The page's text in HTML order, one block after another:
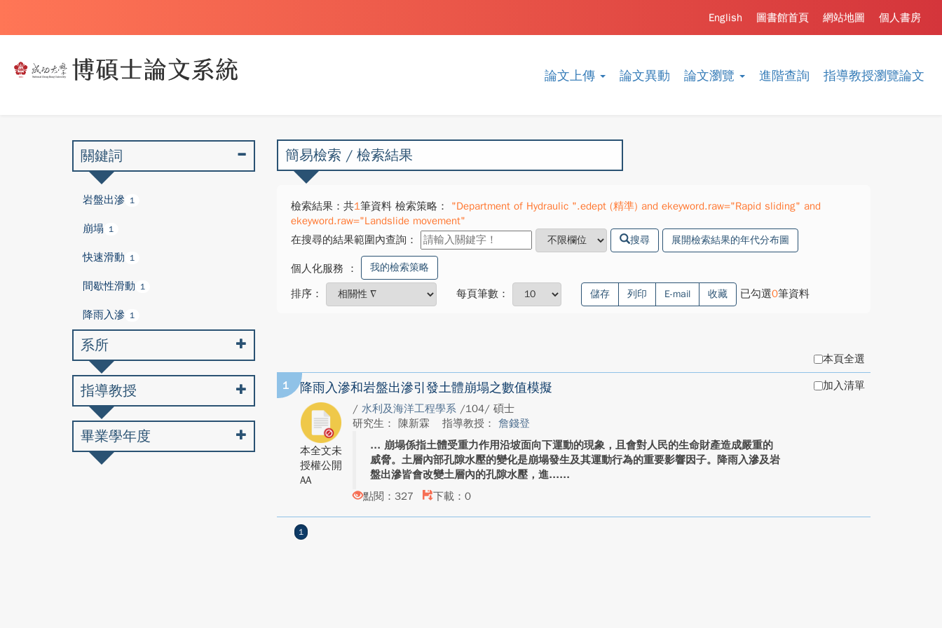
論文上傳 論文異動 論文瀏覽 進階查詢 指導教授瀏覽論文
個人書房
網站地圖
圖書館首頁
English
簡易檢索 / 檢索結果
檢索結果：共1筆資料 檢索策略：
"Department of Hydraulic ".edept (精準) and ekeyword.raw="Rapid sliding" and
ekeyword.raw="Landslide movement"
在搜尋的結果範圍內查詢：
搜尋 展開檢索結果的年代分布圖
個人化服務 ： 我的檢索策略
排序： 每頁筆數： 儲存 列印 E-mail 收藏 已勾選0筆資料
本頁全選
1 降雨入滲和岩盤出滲引發土體崩塌之數值模擬
本全文未
授權公開
AA
/ 水利及海洋工程學系 /104/ 碩士
研究生： 陳新霖
指導教授： 詹錢登
崩塌係指土體受重力作用沿坡面向下運動的現象，且會對人民的生命財產造成嚴重的
威脅。土層內部孔隙水壓的變化是崩塌發生及其運動行為的重要影響因子。降雨入滲及岩
盤出滲皆會改變土層內的孔隙水壓，進...
點閱：327
下載：0
加入清單
1
關鍵詞
岩盤出滲 1
崩塌 1
快速滑動 1
間歇性滑動 1
降雨入滲 1
系所
指導教授
畢業學年度